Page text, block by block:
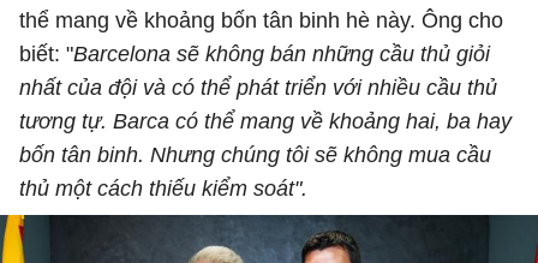
thể mang về khoảng bốn tân binh hè này. Ông cho
biết: "Barcelona sẽ không bán những cầu thủ giỏi
nhất của đội và có thể phát triển với nhiều cầu thủ
tương tự. Barca có thể mang về khoảng hai, ba hay
bốn tân binh. Nhưng chúng tôi sẽ không mua cầu
thủ một cách thiếu kiểm soát".